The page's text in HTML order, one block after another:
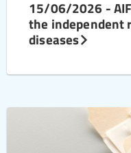
15/06/2026 -
the independent
diseases